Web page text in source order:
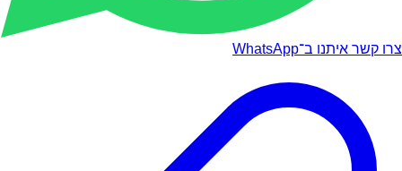
צרו קשר איתנו ב־WhatsApp